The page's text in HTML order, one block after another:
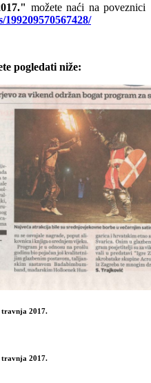
možete naći na poveznici
pogledati niže:
2017.
travnja 2017.